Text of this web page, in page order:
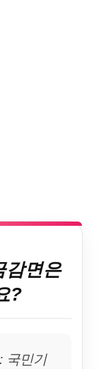
감면은
?
국민기